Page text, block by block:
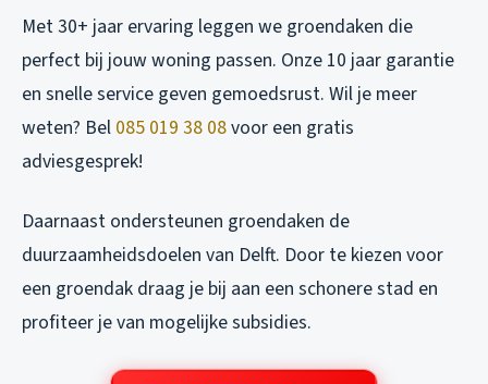
Met 30+ jaar ervaring leggen we groendaken die
perfect bij jouw woning passen. Onze 10 jaar garantie
en snelle service geven gemoedsrust. Wil je meer
weten? Bel 085 019 38 08voor een gratis
adviesgesprek!
Daarnaast ondersteunen groendaken de
duurzaamheidsdoelen van Delft. Door te kiezen voor
een groendak draag je bij aan een schonere stad en
profiteer je van mogelijke subsidies.